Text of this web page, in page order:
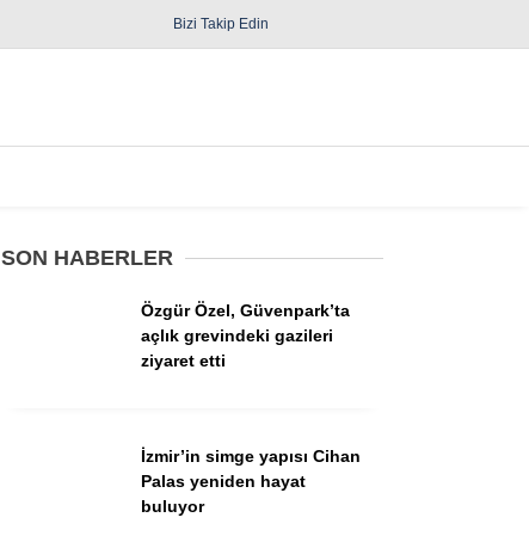
Yerel Yönetimler
Bizi Takip Edin
SON HABERLER
Özgür Özel, Güvenpark’ta
açlık grevindeki gazileri
ziyaret etti
İzmir’in simge yapısı Cihan
Palas yeniden hayat
buluyor